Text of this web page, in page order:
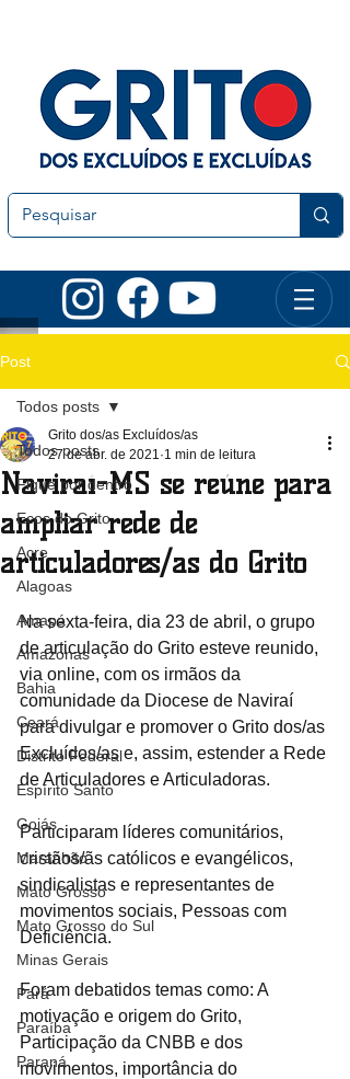
Post
Todos posts
Fique por dentro
Ecos do Grito
Acre
Alagoas
Amapá
Amazonas
Bahia
Ceará
Distrito Federal
Espírito Santo
Goiás
Maranhão
Mato Grosso
Mato Grosso do Sul
Minas Gerais
Pará
Paraíba
Paraná
Todos posts
Naviraí-MS se reúne para
ampliar rede de
articuladores/as do Grito
Grito dos/as Excluídos/as
27 de abr. de 2021 1 min de leitura
Na sexta-feira, dia 23 de abril, o grupo
de articulação do Grito esteve reunido,
via online, com os irmãos da
comunidade da Diocese de Naviraí
para divulgar e promover o Grito dos/as
Excluídos/as e, assim, estender a Rede
de Articuladores e Articuladoras.
Participaram líderes comunitários,
cristãos/ãs católicos e evangélicos,
sindicalistas e representantes de
movimentos sociais, Pessoas com
Deficiência.
Foram debatidos temas como: A
motivação e origem do Grito,
Participação da CNBB e dos
movimentos, importância do